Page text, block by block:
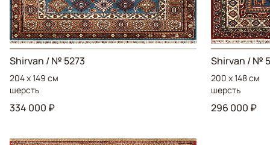
Shirvan / № 5273
204 x 149 см
шерсть
334 000 ₽
Shirvan / №
200 x 148 см
шерсть
296 000 ₽